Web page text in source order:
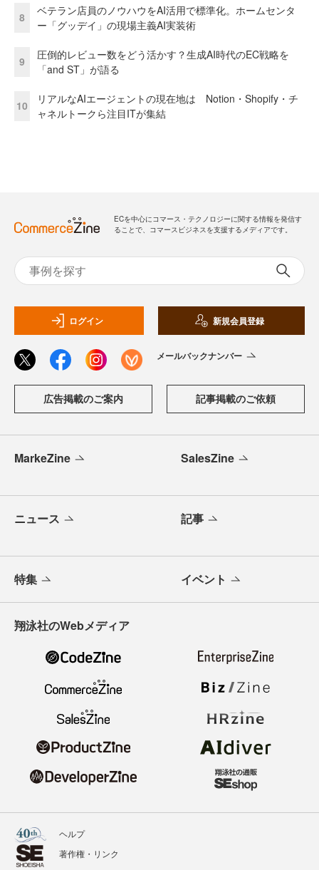
8
ベテラン店員のノウハウをAI活用で標準化。ホームセンタ
ー「グッデイ」の現場主義AI実装術
9
圧倒的レビュー数をどう活かす？生成AI時代のEC戦略を
「and ST」が語る
10
リアルなAIエージェントの現在地は Notion・Shopify・チ
ャネルトークら注目ITが集結
ECを中心にコマース・テクノロジーに関する情報を発信す
ることで、コマースビジネスを支援するメディアです。
ログイン 新規会員登録
メールバックナンバー
広告掲載のご案内 記事掲載のご依頼
MarkeZine SalesZine
ニュース 記事
特集 イベント
翔泳社のWebメディア
ヘルプ
著作権・リンク